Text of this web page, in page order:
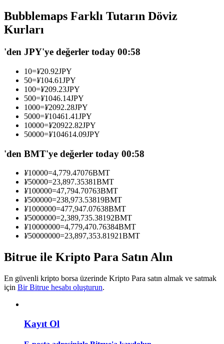
En iyi traderlarla güçlerinizi birleştirin
Kopya Tüccarı Olun
Ticaret bilgileri vb. dahil olmak üzere büyük veri analizi.
Bubblemaps Farklı Tutarın Döviz
Kurları
'den JPY'ye değerler today 00:58
10=¥20.92JPY
50=¥104.61JPY
100=¥209.23JPY
500=¥1046.14JPY
1000=¥2092.28JPY
5000=¥10461.41JPY
10000=¥20922.82JPY
50000=¥104614.09JPY
'den BMT'ye değerler today 00:58
¥10000=4,779.47076BMT
¥50000=23,897.35381BMT
¥100000=47,794.70763BMT
¥500000=238,973.53819BMT
¥1000000=477,947.07638BMT
¥5000000=2,389,735.38192BMT
¥10000000=4,779,470.76384BMT
¥50000000=23,897,353.81921BMT
Bitrue ile Kripto Para Satın Alın
En güvenli kripto borsa üzerinde Kripto Para satın almak ve satmak
için Bir Bitrue hesabı oluşturun.
Kayıt Ol